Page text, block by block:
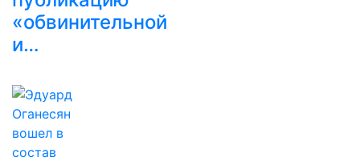
«обвинительной
и…